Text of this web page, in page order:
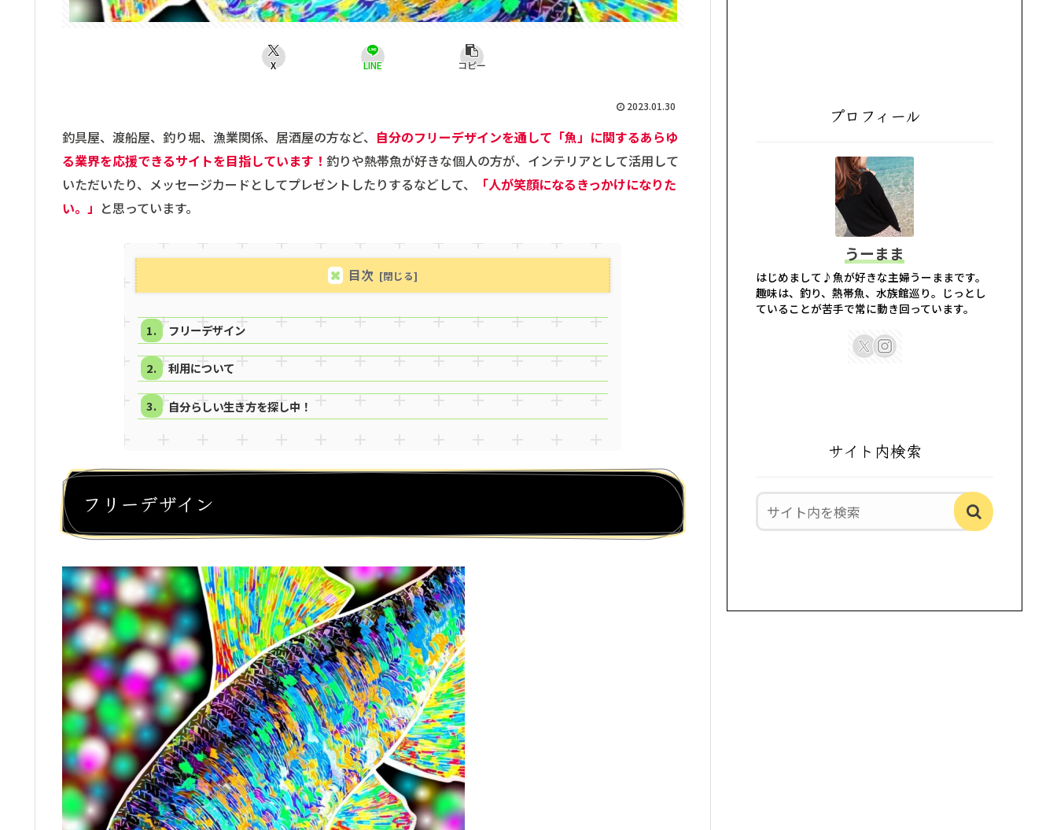
X LINE コピー
2023.01.30
釣具屋、渡船屋、釣り堀、漁業関係、居酒屋の方など、 自分のフリーデザインを通して「魚」に関するあらゆ
る業界を応援できるサイトを目指しています！ 釣りや熱帯魚が好きな個人の方が、インテリアとして活用して
いただいたり、メッセージカードとしてプレゼントしたりするなどして、
「人が笑顔になるきっかけになりた
い。」 と思っています。
目次
フリーデザイン
利用について
自分らしい生き方を探し中！
フリーデザイン
プロフィール
うーまま
はじめまして♪魚が好きな主婦うーままです。
趣味は、釣り、熱帯魚、水族館巡り。じっとし
ていることが苦手で常に動き回っています。
サイト内検索